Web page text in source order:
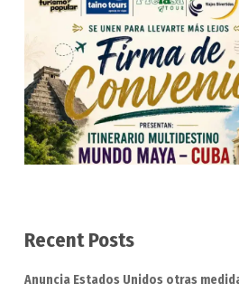
Recent Posts
Anuncia Estados Unidos otras